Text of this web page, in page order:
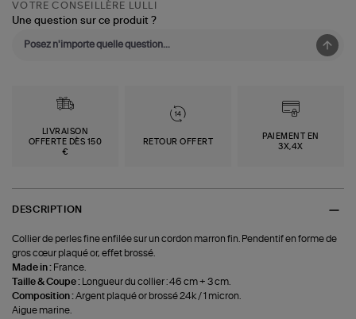
VOTRE CONSEILLÈRE LULLI
Une question sur ce produit ?
LIVRAISON
OFFERTE DÈS 150
€
RETOUR OFFERT
PAIEMENT EN
3X,4X
DESCRIPTION
Collier de perles fine enfilée sur un cordon marron fin. Pendentif en forme de
gros cœur plaqué or, effet brossé.
Made in : France.
Taille & Coupe :
Longueur du collier : 46 cm + 3 cm.
Composition :Argent plaqué or brossé 24k / 1 micron.
Aigue marine.